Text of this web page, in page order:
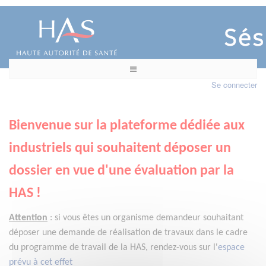
Se connecter
Bienvenue sur la plateforme dédiée aux
industriels qui souhaitent déposer un
dossier en vue d'une évaluation par la
HAS !
Attention : si vous êtes un organisme demandeur souhaitant
déposer une demande de réalisation de travaux dans le cadre
du programme de travail de la HAS, rendez-vous sur l'espace
prévu à cet effet